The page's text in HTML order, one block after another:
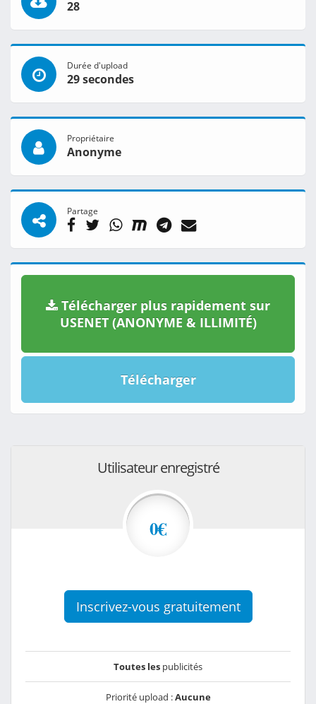
28
Durée d'upload
29 secondes
Propriétaire
Anonyme
Partage
Télécharger plus rapidement sur
USENET (ANONYME & ILLIMITÉ)
Télécharger
Utilisateur enregistré
0€
Inscrivez-vous gratuitement
Toutes les publicités
Priorité upload :Aucune